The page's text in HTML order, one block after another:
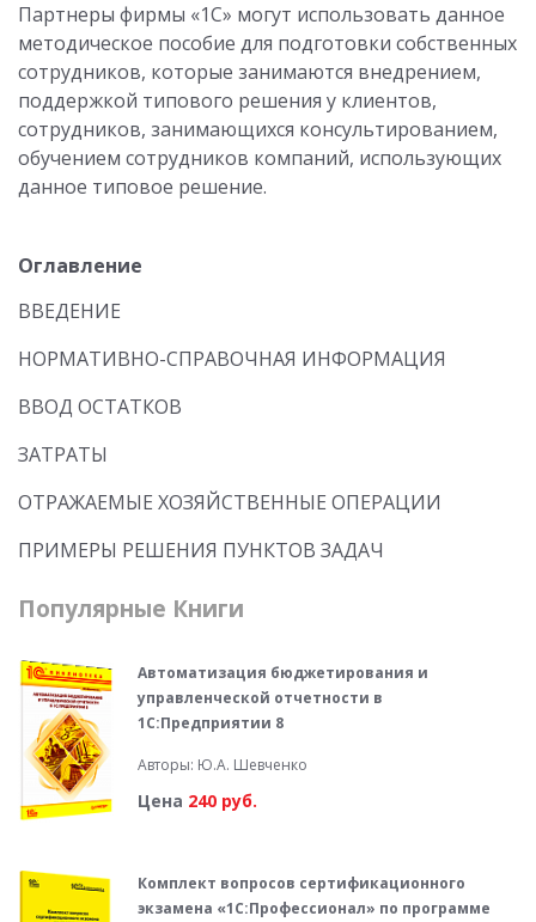
Партнеры фирмы «1С» могут использовать данное
методическое пособие для подготовки собственных
сотрудников, которые занимаются внедрением,
поддержкой типового решения у клиентов,
сотрудников, занимающихся консультированием,
обучением сотрудников компаний, использующих
данное типовое решение.
Оглавление
ВВЕДЕНИЕ
НОРМАТИВНО-СПРАВОЧНАЯ ИНФОРМАЦИЯ
ВВОД ОСТАТКОВ
ЗАТРАТЫ
ОТРАЖАЕМЫЕ ХОЗЯЙСТВЕННЫЕ ОПЕРАЦИИ
ПРИМЕРЫ РЕШЕНИЯ ПУНКТОВ ЗАДАЧ
Популярные Книги
Автоматизация бюджетирования и
управленческой отчетности в
1С:Предприятии 8
Авторы: Ю.А. Шевченко
Цена 240 руб.
Комплект вопросов сертификационного
экзамена «1С:Профессионал» по программе